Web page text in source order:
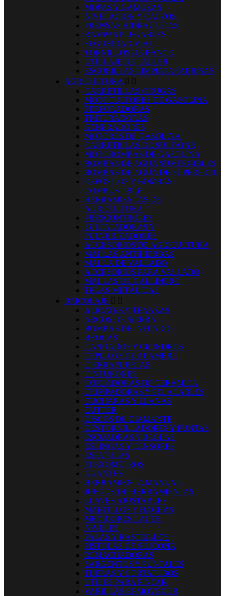
MOPAS Y GAMUZAS
NIVELACION Y CALZOS.
PRENSAS HIDRAULICAS
RAMPAS PLEGABLES
SEGURIDAD VIAL
TORNILLOS DE BANCO
UTILLAJE DE TALLER
ESCOBILLAS LIMPIAPARABRISAS
AGRICULTURA  
CARRETILLAS ORUGAS
MOTOCULTORES DE GASOLINA
PERFORADORAS
TRITURADORAS
GENERADORES
MOTORES DE GASOLINA
CARRETILLAS DE SULFATAR
MOTOBOMBAS DE GASOLINA
BOMBAS DE AGUA SUMERGIBLES
BOMBAS DE AGUA DE SUPERFICIE
DEPÓSITOS Y BOMBAS
COMBUSTIBLE
HERRAMIENTAS DE
AGRICULTURA
PRESCONTROLES
SULFATADORAS Y
PULVERIZADORES
ACCESORIOS DE AGRICULTURA
MALLAS ANTIHIERBAS
MALLA DE VALLADO
ACCESORIOS PARA VALLADO
MALLAS DE GALLINERO
TELAS METÁLICAS
BRICOLAJE  
ALICATES Y TENAZAS
ARCOS DE SIERRA
BOMBAS DE INFLADO
BROCAS
CANDADOS Y CILINDROS
CEPILLOS DE ALAMBRE
CIERRAPUERTAS
CINTURONES
CORTADORAS DE CERAMICA
CRIMPADORAS Y PELACABLES
CUCHARAS Y LLANAS
CUTTER
DISCOS DE DIAMANTE
DESTORNILLADORES Y PUNTAS
ESCUADRAS Y REGLAS
ESLINGAS Y TENSORES
ESPATULAS
FLEXOMETROS
GUANTES
HERRAMIENTA MANUAL
JUEGOS DE HERRAMIENTAS
LLAVES AJUSTABLES
MARTILLOS Y HACHAS
MEDIDORES LACER
NIVELES
PALAS Y RASTRILLOS
PISTOLAS DE SILICONA
REMACHADORAS
SARGENTOS Y PUNTALES
TIJERAS Y CORTATUBOS
UTILES PARA PINTAR
VARILLAS REMOVEDOR